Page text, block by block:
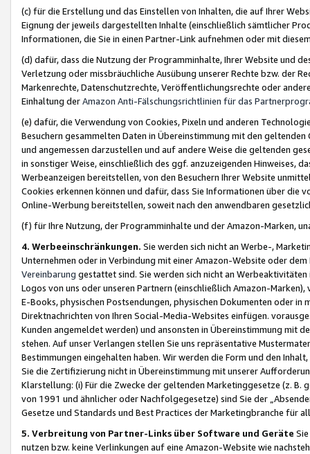
(c) für die Erstellung und das Einstellen von Inhalten, die auf Ihrer
Eignung der jeweils dargestellten Inhalte (einschließlich sämtlicher
Informationen, die Sie in einen Partner-Link aufnehmen oder mit
(d) dafür, dass die Nutzung der Programminhalte, Ihrer Website und
Verletzung oder missbräuchliche Ausübung unserer Rechte bzw. der
Markenrechte, Datenschutzrechte, Veröffentlichungsrechte oder
Einhaltung derAmazon Anti-Fälschungsrichtlinien für das
(e) dafür, die Verwendung von Cookies, Pixeln und anderen
Besuchern gesammelten Daten in Übereinstimmung mit den
und angemessen darzustellen und auf andere Weise die geltenden
in sonstiger Weise, einschließlich des ggf. anzuzeigenden Hinweises,
Werbeanzeigen bereitstellen, von den Besuchern Ihrer Website
Cookies erkennen können und dafür, dass Sie Informationen über die
Online-Werbung bereitstellen, soweit nach den anwendbaren
(f) für Ihre Nutzung, der Programminhalte und der Amazon-Marken,
4. Werbeeinschränkungen. Sie werden sich nicht an Werbe-,
Unternehmen oder in Verbindung mit einer Amazon-Website oder
Vereinbarung gestattet sind. Sie werden sich nicht an
Logos von uns oder unseren Partnern (einschließlich Amazon-
E-Books, physischen Postsendungen, physischen Dokumenten oder in
Direktnachrichten von Ihren Social-Media-Websites einfügen.
Kunden angemeldet werden) und ansonsten in Übereinstimmung mit
stehen. Auf unser Verlangen stellen Sie uns repräsentative
Bestimmungen eingehalten haben. Wir werden die Form und den
Sie die Zertifizierung nicht in Übereinstimmung mit unserer
Klarstellung: (i) Für die Zwecke der geltenden Marketinggesetze (z. B.
von 1991 und ähnlicher oder Nachfolgegesetze) sind Sie der
Gesetze und Standards und Best Practices der Marketingbranche für
5. Verbreitung von Partner-Links über Software und Geräte
nutzen bzw. keine Verlinkungen auf eine Amazon-Website wie